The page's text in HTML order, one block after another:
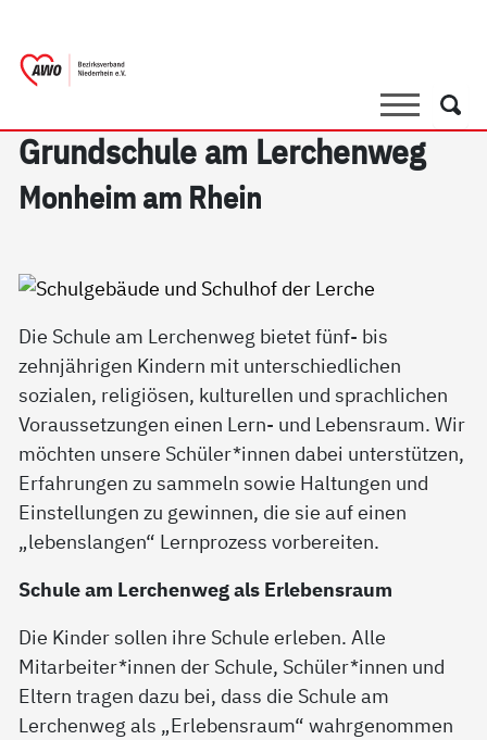
SucheSuche
Grund­schu­le am Ler­chen­weg
Mon­heim am Rhein
Die Schule am Lerchenweg bietet fünf- bis
zehnjährigen Kindern mit unterschiedlichen
sozialen, religiösen, kulturellen und sprachlichen
Voraussetzungen einen Lern- und Lebensraum. Wir
möchten unsere Schüler*innen dabei unterstützen,
Erfahrungen zu sammeln sowie Haltungen und
Einstellungen zu gewinnen, die sie auf einen
„lebenslangen“ Lernprozess vorbereiten.
Schule am Lerchenweg als Erlebensraum
Die Kinder sollen ihre Schule erleben. Alle
Mitarbeiter*innen der Schule, Schüler*innen und
Eltern tragen dazu bei, dass die Schule am
Lerchenweg als „Erlebensraum“ wahrgenommen